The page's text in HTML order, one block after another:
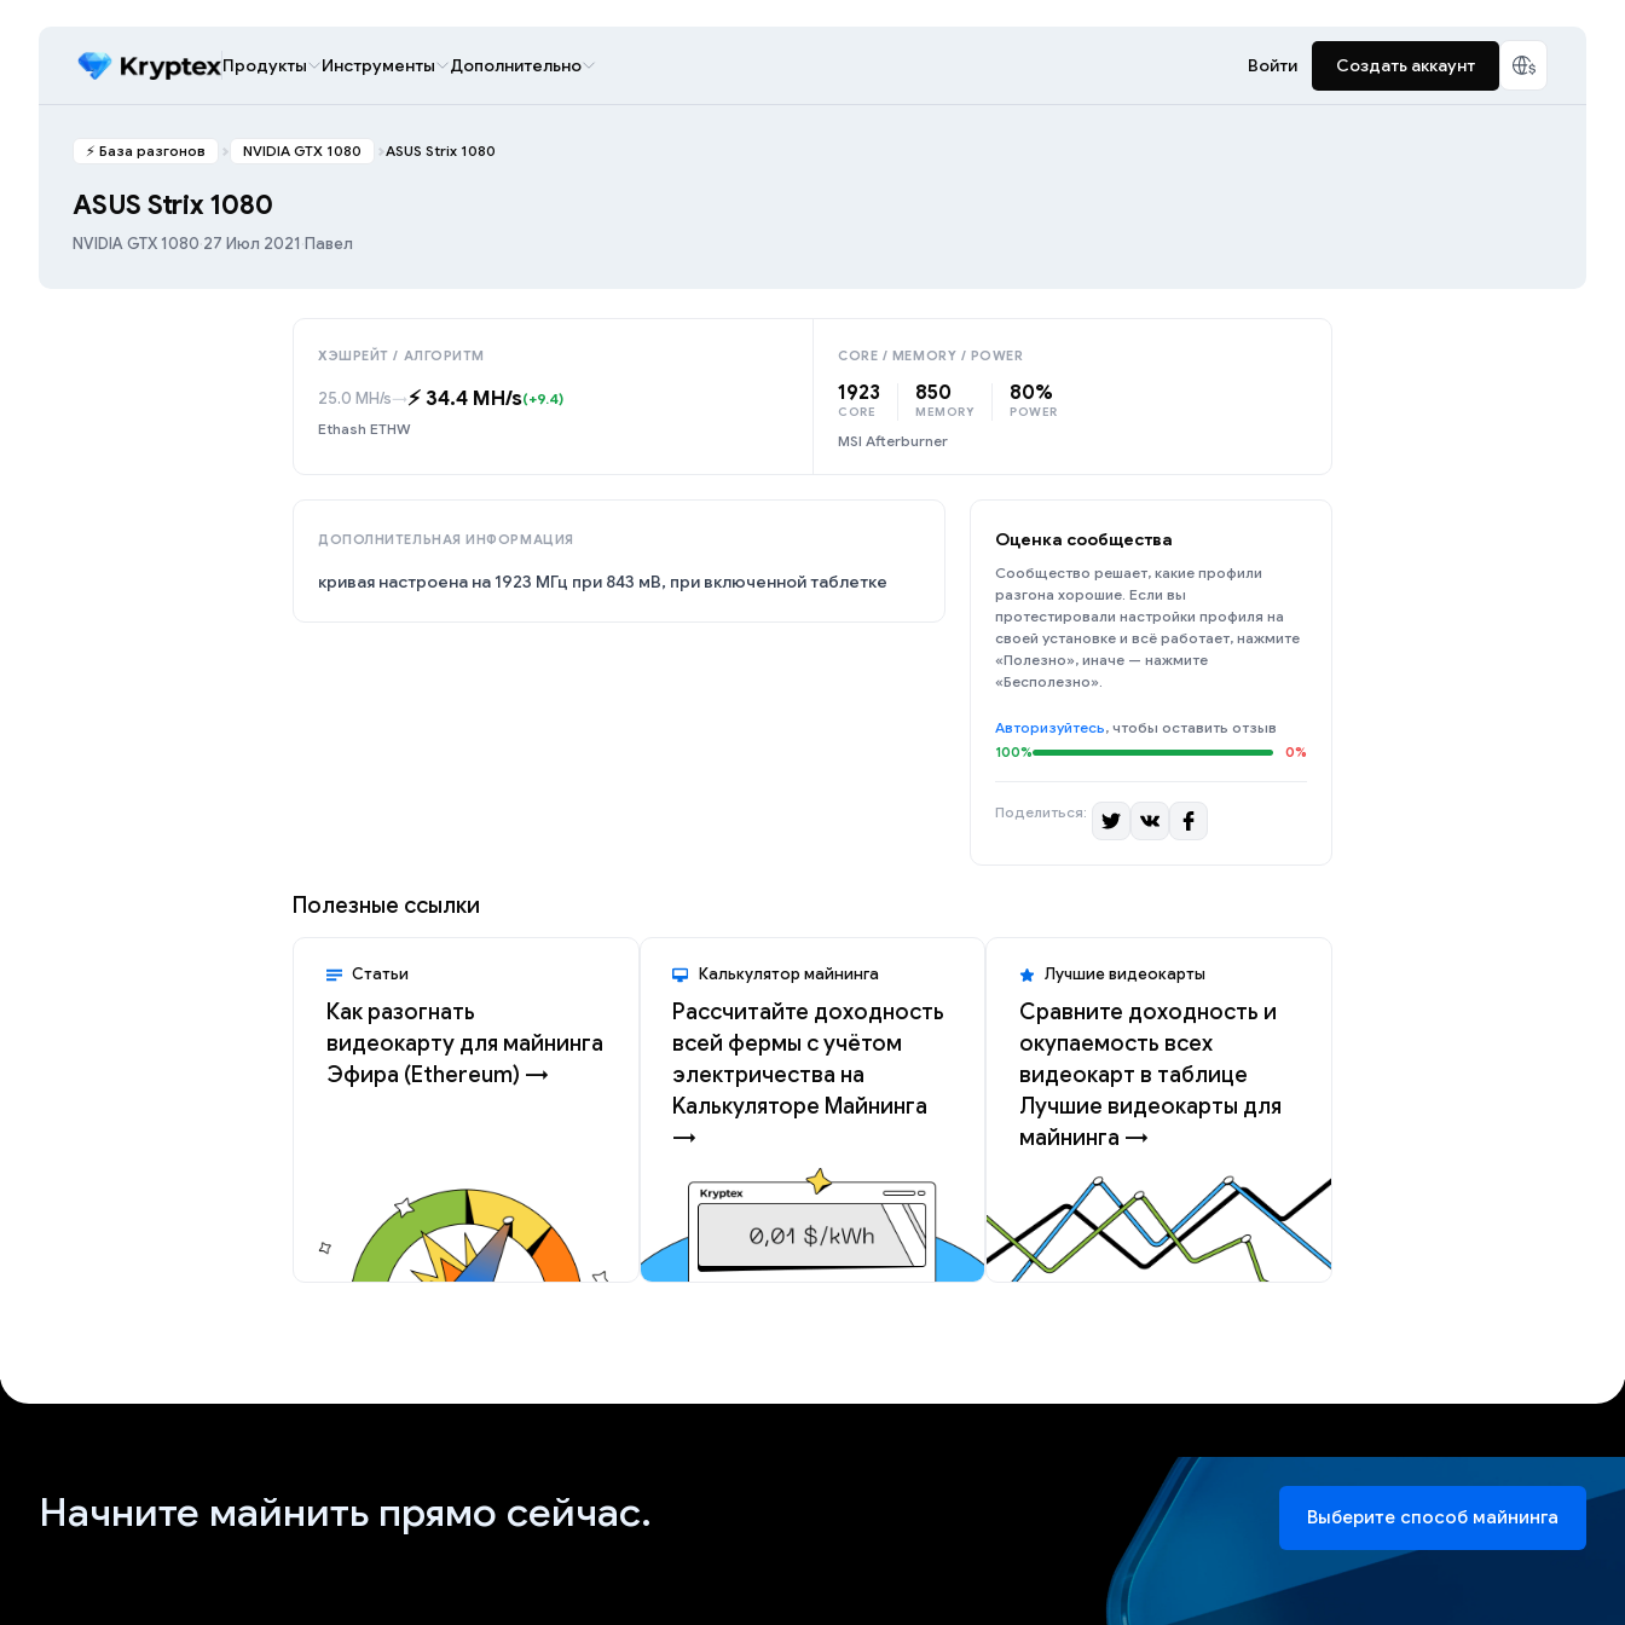
Продукты Инструменты Дополнительно Войти Создать аккаунт
⚡️ База разгонов NVIDIA GTX 1080 ASUS Strix 1080
ASUS Strix 1080
NVIDIA GTX 1080·27 Июл 2021·Павел
ХЭШРЕЙТ / АЛГОРИТМ
25.0 MH/s→⚡️ 34.4 MH/s(+9.4)
Ethash ETHW
CORE / MEMORY / POWER
1923
CORE
850
MEMORY
80%
POWER
MSI Afterburner
ДОПОЛНИТЕЛЬНАЯ ИНФОРМАЦИЯ
кривая настроена на 1923 МГц при 843 мВ, при включенной таблетке
Оценка сообщества
Сообщество решает, какие профили
разгона хорошие. Если вы
протестировали настройки профиля на
своей установке и всё работает, нажмите
«Полезно», иначе — нажмите
«Бесполезно».
Авторизуйтесь, чтобы оставить отзыв
100% 0%
Поделиться:
Полезные ссылки
Статьи
Как разогнать
видеокарту для майнинга
Эфира (Ethereum) →
Калькулятор майнинга
Рассчитайте доходность
всей фермы с учётом
электричества на
Kалькуляторе Майнинга
→
Лучшие видеокарты
Сравните доходность и
окупаемость всех
видеокарт в таблице
Лучшие видеокарты для
майнинга →
Начните майнить прямо сейчас. Выберите способ майнинга